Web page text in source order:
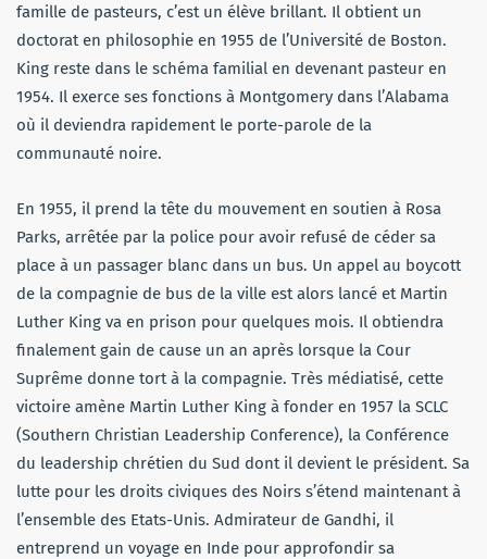
famille de pasteurs, c’est un élève brillant. Il obtient un
doctorat en philosophie en 1955 de l’Université de Boston.
King reste dans le schéma familial en devenant pasteur en
1954. Il exerce ses fonctions à Montgomery dans l’Alabama
où il deviendra rapidement le porte-parole de la
communauté noire.
En 1955, il prend la tête du mouvement en soutien à Rosa
Parks, arrêtée par la police pour avoir refusé de céder sa
place à un passager blanc dans un bus. Un appel au boycott
de la compagnie de bus de la ville est alors lancé et Martin
Luther King va en prison pour quelques mois. Il obtiendra
finalement gain de cause un an après lorsque la Cour
Suprême donne tort à la compagnie. Très médiatisé, cette
victoire amène Martin Luther King à fonder en 1957 la SCLC
(Southern Christian Leadership Conference), la Conférence
du leadership chrétien du Sud dont il devient le président. Sa
lutte pour les droits civiques des Noirs s’étend maintenant à
l’ensemble des Etats-Unis. Admirateur de Gandhi, il
entreprend un voyage en Inde pour approfondir sa